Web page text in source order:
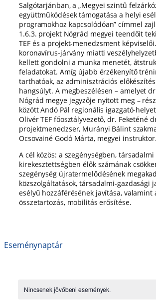
Salgótarjánban, a „Megyei szintű
együttműködések támogatása a helyi
programokhoz kapcsolódóan” címmel
1.6.3. projekt Nógrád megyei teendőit
TEF és a projekt-menedzsment
koronavírus-járvány miatti
kellett gondolni a munka menetét,
feladatokat. Amíg újabb érzékenyítő
tarthatóak, az adminisztrációs
hangsúlyt. A megbeszélésen – amelyet
Nógrád megye jegyzője nyitott meg –
között Andó Pál regionális igazgató-
Olivér TEF főosztályvezető, dr. Feketéné
projektmenedzser, Murányi Bálint
Ocsovainé Godó Márta, megyei instruktor.
A cél közös: a szegénységben, társadalmi
kirekesztettségben élők számának
szegénység újratermelődésének
közszolgáltatások, társadalmi-gazdasági
esélyű hozzáférésének javítása, valamint
összetartozás, mobilitás erősítése.
Eseménynaptár